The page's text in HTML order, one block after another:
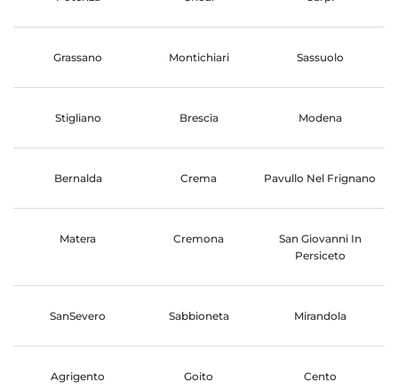
Grassano Montichiari Sassuolo
Stigliano Brescia Modena
Bernalda Crema Pavullo Nel Frignano
Matera Cremona
San Giovanni In
Persiceto
SanSevero Sabbioneta Mirandola
Agrigento Goito Cento